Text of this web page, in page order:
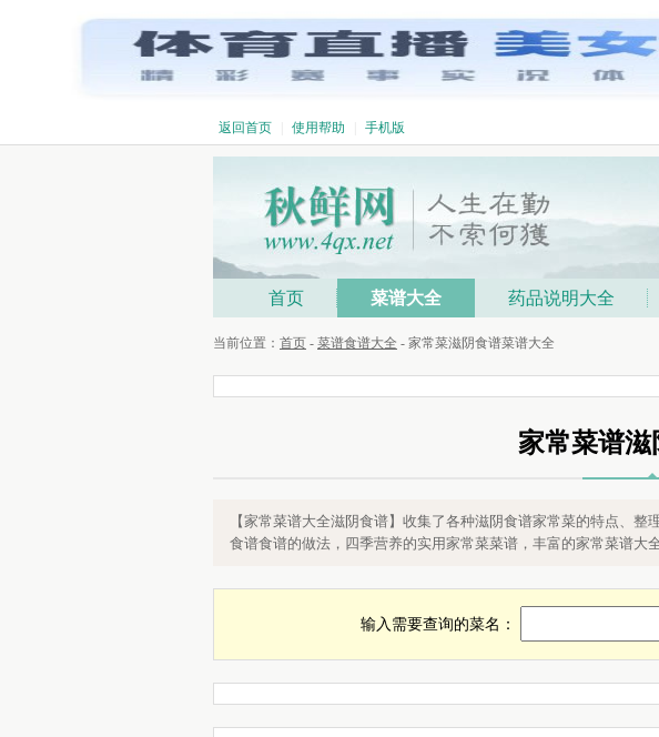
返回首页 使用帮助 手机版
首页 菜谱大全 药品说明大全
当前位置： 首页 - 菜谱食谱大全 - 家常菜滋阴食谱菜谱大全
家常菜谱
【家常菜谱大全滋阴食谱】收集了各种滋阴食谱家常菜的特点、
食谱食谱的做法，四季营养的实用家常菜菜谱，丰富的家常菜谱大
输入需要查询的菜名：